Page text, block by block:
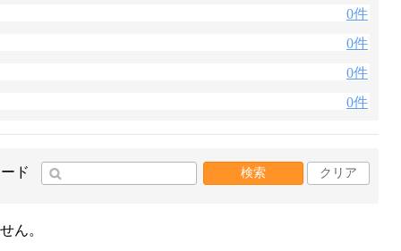
0件
0件
0件
0件
ド 検索 クリア
ん。